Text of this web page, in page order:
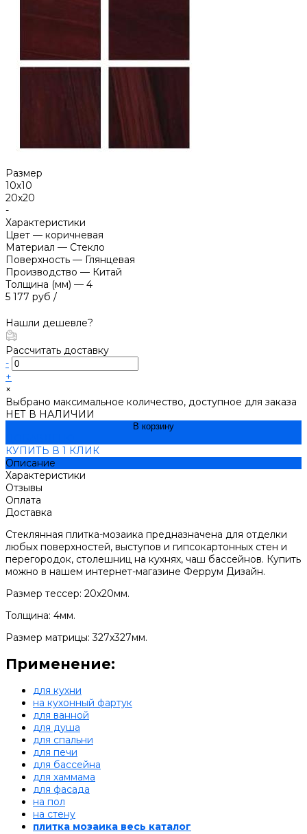
Размер
10х10
20х20
-
Характеристики
Цвет — коричневая
Материал — Стекло
Поверхность — Глянцевая
Производство — Китай
Толщина (мм) — 4
5 177 руб /
Нашли дешевле?
Рассчитать доставку
-
+
×
Выбрано максимальное количество, доступное для заказа
НЕТ В НАЛИЧИИ
В корзину
КУПИТЬ В 1 КЛИК
Описание
Характеристики
Отзывы
Оплата
Доставка
Стеклянная плитка-мозаика предназначена для отделки
любых поверхностей, выступов и гипсокартонных стен и
перегородок, столешниц на кухнях, чаш бассейнов. Купить
можно в нашем интернет-магазине Феррум Дизайн.
Размер тессер: 20х20мм.
Толщина: 4мм.
Размер матрицы: 327х327мм.
Применение:
для кухни
на кухонный фартук
для ванной
для душа
для спальни
для печи
для бассейна
для хаммама
для фасада
на пол
на стену
плитка мозаика весь каталог